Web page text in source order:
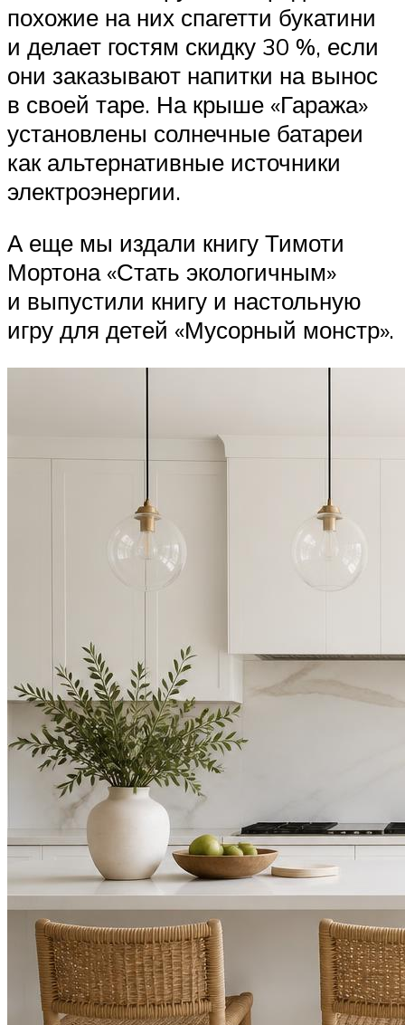
похожие на них спагетти букатини
и делает гостям скидку 30 %, если
они заказывают напитки на вынос
в своей таре. На крыше «Гаража»
установлены солнечные батареи
как альтернативные источники
электроэнергии.
А еще мы издали книгу Тимоти
Мортона «Стать экологичным»
и выпустили книгу и настольную
игру для детей «Мусорный монстр».